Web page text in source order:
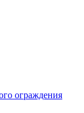
ограждения